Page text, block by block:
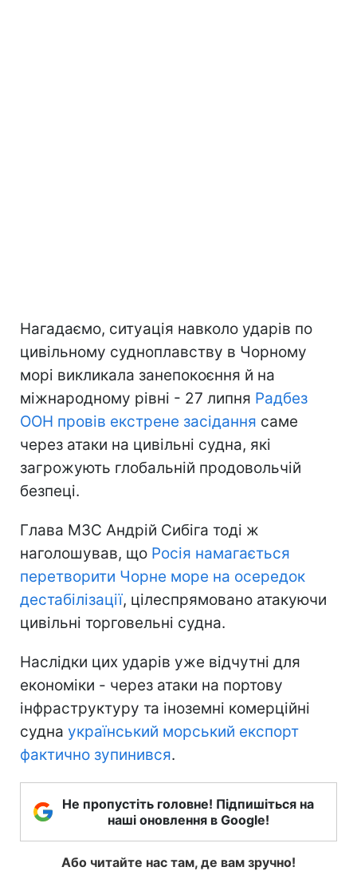
Нагадаємо, ситуація навколо ударів по
цивільному судноплавству в Чорному
морі викликала занепокоєння й на
міжнародному рівні - 27 липня Радбез
ООН провів екстрене засідання саме
через атаки на цивільні судна, які
загрожують глобальній продовольчій
безпеці.
Глава МЗС Андрій Сибіга тоді ж
наголошував, що Росія намагається
перетворити Чорне море на осередок
дестабілізації, цілеспрямовано атакуючи
цивільні торговельні судна.
Наслідки цих ударів уже відчутні для
економіки - через атаки на портову
інфраструктуру та іноземні комерційні
судна український морський експорт
фактично зупинився.
Не пропустіть головне! Підпишіться на
наші оновлення в Google!
Або читайте нас там, де вам зручно!